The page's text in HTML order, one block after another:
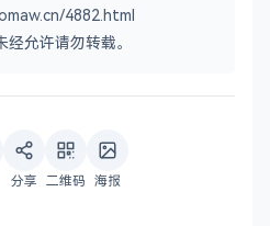
4882.html
允许请勿转载。
分享 二维码 海报